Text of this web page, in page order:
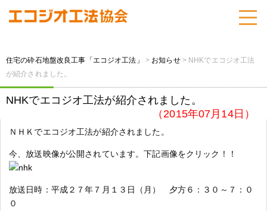
住宅の砕石地盤改良工事「エコジオ工法」 > お知らせ> NHKでエコジオ工法
が紹介されました。
NHKでエコジオ工法が紹介されました。
（2015年07月14日）
ＮＨＫでエコジオ工法が紹介されました。
今、放送映像が公開されています。下記画像をクリック！！
放送日時：平成２７年７月１３日（月） 夕方６：３０～７：０
０